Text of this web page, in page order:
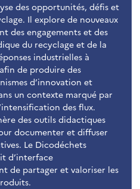
des opportunités, défis et
Il explore de nouveaux
des engagements et des
du recyclage et de la
industrielles à
de produire des
d’innovation et
un contexte marqué par
des flux.
des outils didactiques
documenter et diffuser
Le Dicodéchets
d’interface
de partager et valoriser les